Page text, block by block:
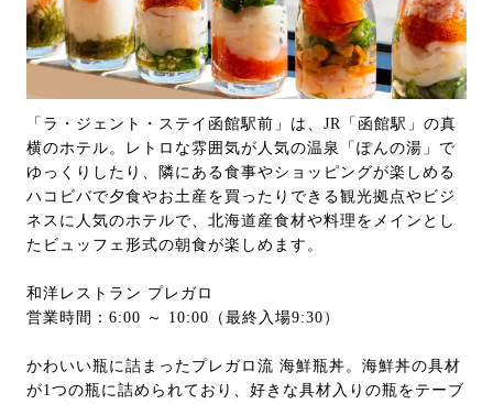
「ラ・ジェント・ステイ函館駅前」は、JR「函館駅」の真
横のホテル。レトロな雰囲気が人気の温泉「ぽんの湯」で
ゆっくりしたり、隣にある食事やショッピングが楽しめる
ハコビバで夕食やお土産を買ったりできる観光拠点やビジ
ネスに人気のホテルで、北海道産食材や料理をメインとし
たビュッフェ形式の朝食が楽しめます。
和洋レストラン プレガロ
営業時間：6:00 ～ 10:00（最終入場9:30）
かわいい瓶に詰まったプレガロ流 海鮮瓶丼。海鮮丼の具材
が1つの瓶に詰められており、好きな具材入りの瓶をテーブ